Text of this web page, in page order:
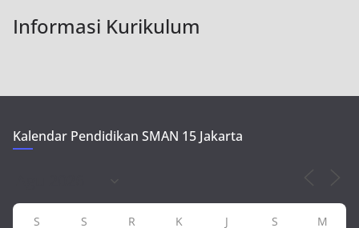
Informasi Kurikulum
Kalendar Pendidikan SMAN 15 Jakarta
S S R K J S M